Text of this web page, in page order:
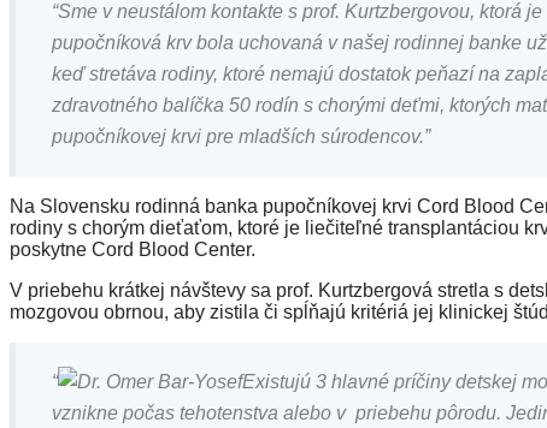
“Sme v neustálom kontakte s prof. Kurtzbergovou, ktorá
pupočníková krv bola uchovaná v našej rodinnej banke
keď stretáva rodiny, ktoré nemajú dostatok peňazí na
zdravotného balíčka 50 rodín s chorými deťmi, ktorých
pupočníkovej krvi pre mladších súrodencov.”
Na Slovensku rodinná banka pupočníkovej krvi Cord Blood
rodiny s chorým dieťaťom, ktoré je liečiteľné transplantáciou
poskytne Cord Blood Center.
V priebehu krátkej návštevy sa prof. Kurtzbergová stretla s
mozgovou obrnou, aby zistila či spĺňajú kritériá jej klinickej
“ Existujú 3 hlavné príčiny detskej
vznikne počas tehotenstva alebo v priebehu pôrodu.